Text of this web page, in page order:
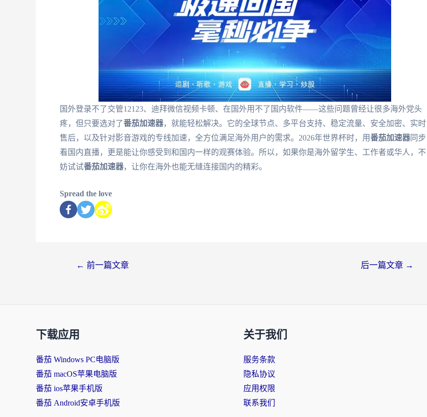
国外登录不了交管12123、迪拜微信视频卡顿、在国外用不了国内软件——这些问题曾经让很多海外党头
疼，但只要选对了番茄加速器，就能轻松解决。它的全球节点、多平台支持、稳定流量、安全加密、实时
售后，以及针对影音游戏的专线加速，全方位满足海外用户的需求。2026年世界杯时，用番茄加速器同步
看国内直播，更是能让你感受到和国内一样的观赛体验。所以，如果你是海外留学生、工作者或华人，不
妨试试番茄加速器，让你在海外也能无缝连接国内的精彩。
Spread the love
← 前一篇文章 后一篇文章 →
下载应用
番茄 Windows PC电脑版
番茄 macOS苹果电脑版
番茄 ios苹果手机版
番茄 Android安卓手机版
关于我们
服务条款
隐私协议
应用权限
联系我们